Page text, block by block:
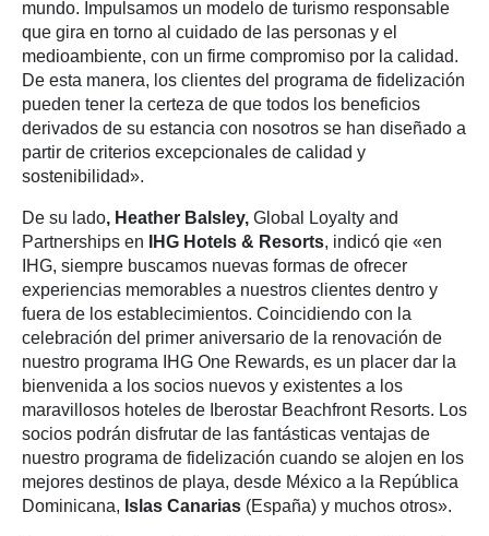
mundo. Impulsamos un modelo de turismo responsable
que gira en torno al cuidado de las personas y el
medioambiente, con un firme compromiso por la calidad.
De esta manera, los clientes del programa de fidelización
pueden tener la certeza de que todos los beneficios
derivados de su estancia con nosotros se han diseñado a
partir de criterios excepcionales de calidad y
sostenibilidad».
De su lado, Heather Balsley, Global Loyalty and
Partnerships en
IHG Hotels & Resorts, indicó qie «en
IHG, siempre buscamos nuevas formas de ofrecer
experiencias memorables a nuestros clientes dentro y
fuera de los establecimientos. Coincidiendo con la
celebración del primer aniversario de la renovación de
nuestro programa IHG One Rewards, es un placer dar la
bienvenida a los socios nuevos y existentes a los
maravillosos hoteles de Iberostar Beachfront Resorts. Los
socios podrán disfrutar de las fantásticas ventajas de
nuestro programa de fidelización cuando se alojen en los
mejores destinos de playa, desde México a la República
Dominicana, Islas Canarias (España) y muchos otros».